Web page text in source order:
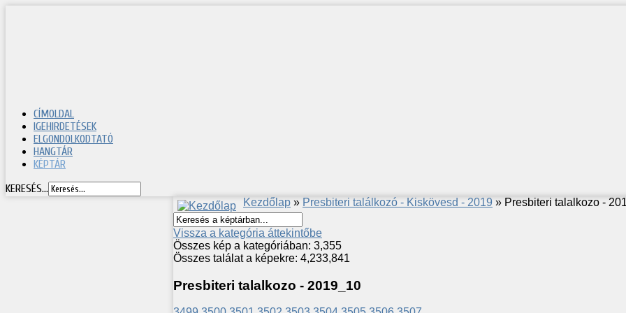
CÍMOLDAL
IGEHIRDETÉSEK
ELGONDOLKODTATÓ
HANGTÁR
KÉPTÁR
KERESÉS...
Kezdőlap » Presbiteri találkozó - Kiskövesd - 2019 » Presbiteri talalkozo -
Vissza a kategória áttekintőbe
Összes kép a kategóriában: 3,355
Összes találat a képekre: 4,233,841
Presbiteri talalkozo - 2019_10